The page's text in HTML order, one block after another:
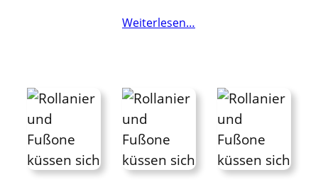
Weiterlesen…